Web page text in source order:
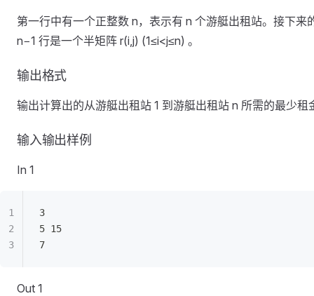
第一行中有一个正整数 n，表示有 n 个游艇出租站。接下来
n−1 行是一个半矩阵 r(i,j) (1≤i<j≤n) 。
输出格式
输出计算出的从游艇出租站 1 到游艇出租站 n 所需的最少租
输入输出样例
In 1
3
5 15
7
Out 1